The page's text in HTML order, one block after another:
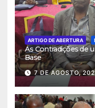
ARTIGO DE ABERTURA
As Contradições de
Base
7 DE AGOSTO,